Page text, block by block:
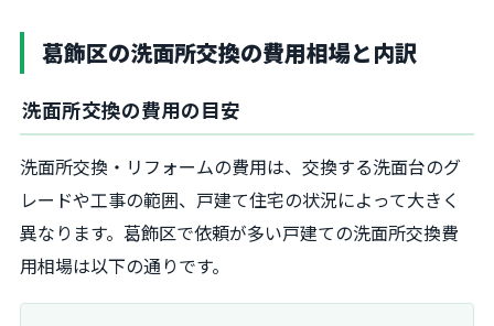
葛飾区の洗面所交換の費用相場と内訳
洗面所交換の費用の目安
洗面所交換・リフォームの費用は、交換する洗面台のグ
レードや工事の範囲、戸建て住宅の状況によって大きく
異なります。葛飾区で依頼が多い戸建ての洗面所交換費
用相場は以下の通りです。